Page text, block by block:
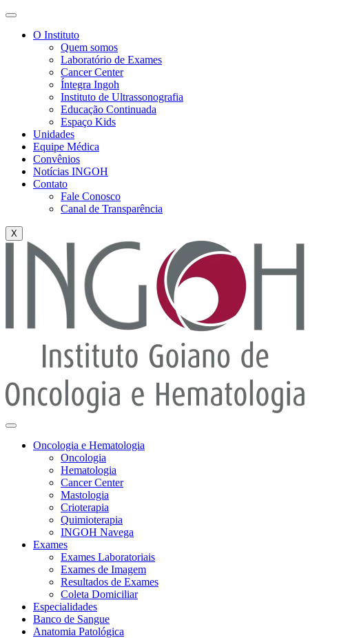
O Instituto
Quem somos
Laboratório de Exames
Cancer Center
Íntegra Ingoh
Instituto de Ultrassonografia
Educação Continuada
Espaço Kids
Unidades
Equipe Médica
Convênios
Notícias INGOH
Contato
Fale Conosco
Canal de Transparência
X
Oncologia e Hematologia
Oncologia
Hematologia
Cancer Center
Mastologia
Crioterapia
Quimioterapia
INGOH Navega
Exames
Exames Laboratoriais
Exames de Imagem
Resultados de Exames
Coleta Domiciliar
Especialidades
Banco de Sangue
Anatomia Patológica